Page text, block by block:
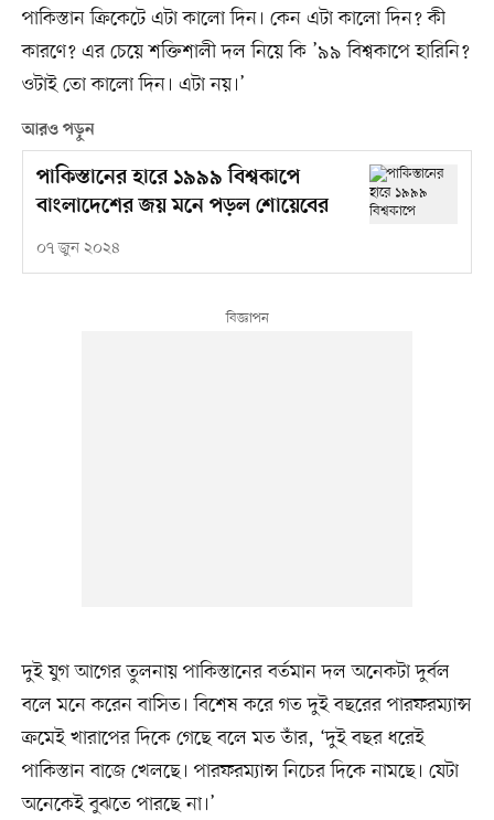
পাকিস্তান ক্রিকেটে এটা কালো দিন। কেন এটা কালো দিন? কী
কারণে? এর চেয়ে শক্তিশালী দল নিয়ে কি ’৯৯ বিশ্বকাপে হারিনি?
ওটাই তো কালো দিন। এটা নয়।’
আরও পড়ুন
পাকিস্তানের হারে ১৯৯৯ বিশ্বকাপে
বাংলাদেশের জয় মনে পড়ল শোয়েবের
০৭ জুন ২০২৪
দুই যুগ আগের তুলনায় পাকিস্তানের বর্তমান দল অনেকটা দুর্বল
বলে মনে করেন বাসিত। বিশেষ করে গত দুই বছরের পারফরম্যান্স
ক্রমেই খারাপের দিকে গেছে বলে মত তাঁর, ‘দুই বছর ধরেই
পাকিস্তান বাজে খেলছে। পারফরম্যান্স নিচের দিকে নামছে। যেটা
অনেকেই বুঝতে পারছে না।’